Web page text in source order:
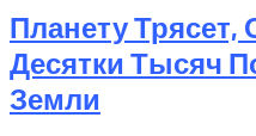
Планету Трясет,
Десятки Тысяч
Земли